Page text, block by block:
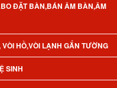
ĐẶT BÀN,BÁN ÂM BÀN,ÂM
HỒ,VÒI LẠNH GẮN TƯỜNG
SINH